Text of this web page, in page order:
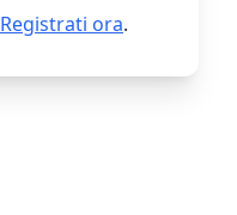
Registrati ora.